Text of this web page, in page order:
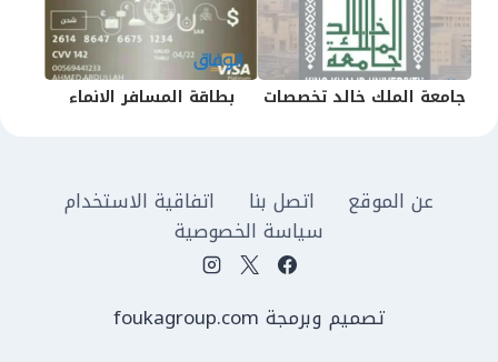
جامعة الملك خالد تخصصات بطاقة المسافر الانماء
عن الموقع اتصل بنا
اتفاقية الاستخدام
سياسة الخصوصية
تصميم وبرمجة foukagroup.com